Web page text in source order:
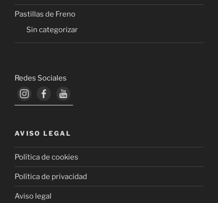
Pastillas de Freno
Sin categorizar
Redes Sociales
AVISO LEGAL
Política de cookies
Política de privacidad
Aviso legal